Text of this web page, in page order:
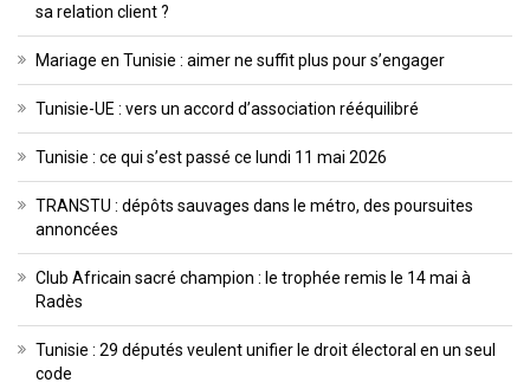
sa relation client ?
Mariage en Tunisie : aimer ne suffit plus pour s’engager
Tunisie-UE : vers un accord d’association rééquilibré
Tunisie : ce qui s’est passé ce lundi 11 mai 2026
TRANSTU : dépôts sauvages dans le métro, des poursuites
annoncées
Club Africain sacré champion : le trophée remis le 14 mai à
Radès
Tunisie : 29 députés veulent unifier le droit électoral en un seul
code